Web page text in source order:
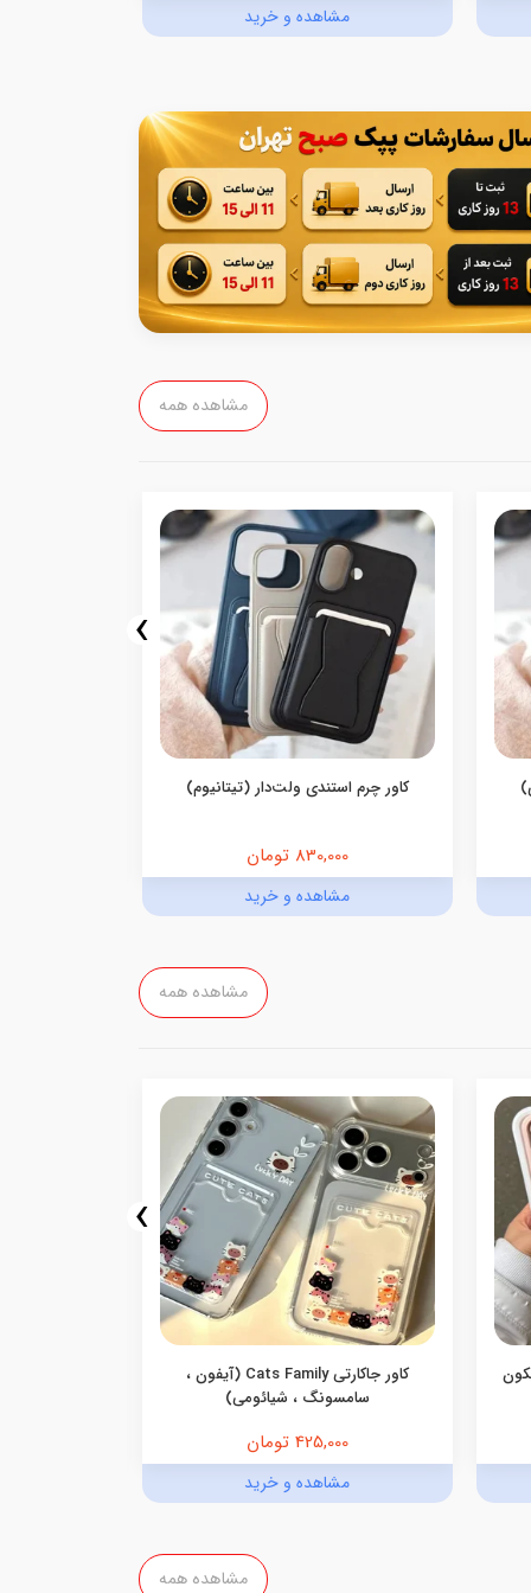
مشاهده و خرید
مشاهده همه
کاور چرم استندی ولت‌دار (تیتانیوم)
830,000 تومان
مشاهده و خرید
›
مشاهده همه
کاور جاکارتی Cats Family (آیفون ،
سامسونگ ، شیائومی)
425,000 تومان
مشاهده و خرید
›
مشاهده همه